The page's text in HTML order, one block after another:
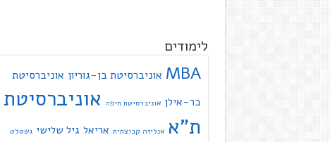
לימודים
MBA אוניברסיטת בן-גוריון אוניברסיטת
בר-אילן אוניברסיטת חיפה אוניברסיטת
ת"א אנליזה קבוצתית אריאל גיל שלישי גשטלט